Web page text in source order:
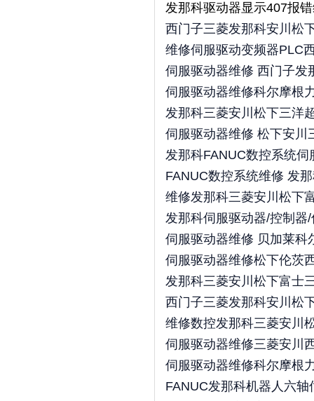
发那科驱动器显示407报
西门子三菱发那科安川松
维修伺服驱动变频器PLC
伺服驱动器维修 西门子发
伺服驱动器维修科尔摩根
发那科三菱安川松下三洋
伺服驱动器维修 松下安川
发那科FANUC数控系统
FANUC数控系统维修 发
维修发那科三菱安川松下
发那科伺服驱动器/控制器
伺服驱动器维修 贝加莱科
伺服驱动器维修松下伦茨
发那科三菱安川松下富士
西门子三菱发那科安川松
维修数控发那科三菱安川
伺服驱动器维修三菱安川
伺服驱动器维修科尔摩根
FANUC发那科机器人六